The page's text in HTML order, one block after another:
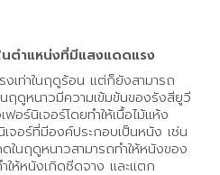
นตำแหน่งที่มีแสงแดดแรง
งเท่าในฤดูร้อน แต่ก็ยังสามารถ
ฤดูหนาวมีความเข้มข้นของรังสียูวี
อร์นิเจอร์โดยทำให้เนื้อไม้แห้ง
อร์ที่มีองค์ประกอบเป็นหนัง เช่น
นฤดูหนาวสามารถทำให้หนังของ
ให้หนังเกิดซีดจาง และแตก